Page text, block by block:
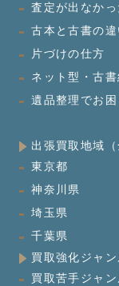
査定が出なか
古本と古書の違
片づけの仕方
ネット型・古
遺品整理でお困
出張買取地域（
東京都
神奈川県
埼玉県
千葉県
買取強化ジャン
買取苦手ジャン